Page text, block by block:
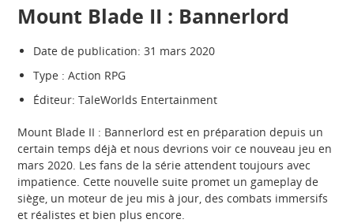
Mount Blade II : Bannerlord
Date de publication: 31 mars 2020
Type : Action RPG
Éditeur: TaleWorlds Entertainment
Mount Blade II : Bannerlord est en préparation depuis un
certain temps déjà et nous devrions voir ce nouveau jeu en
mars 2020. Les fans de la série attendent toujours avec
impatience. Cette nouvelle suite promet un gameplay de
siège, un moteur de jeu mis à jour, des combats immersifs
et réalistes et bien plus encore.